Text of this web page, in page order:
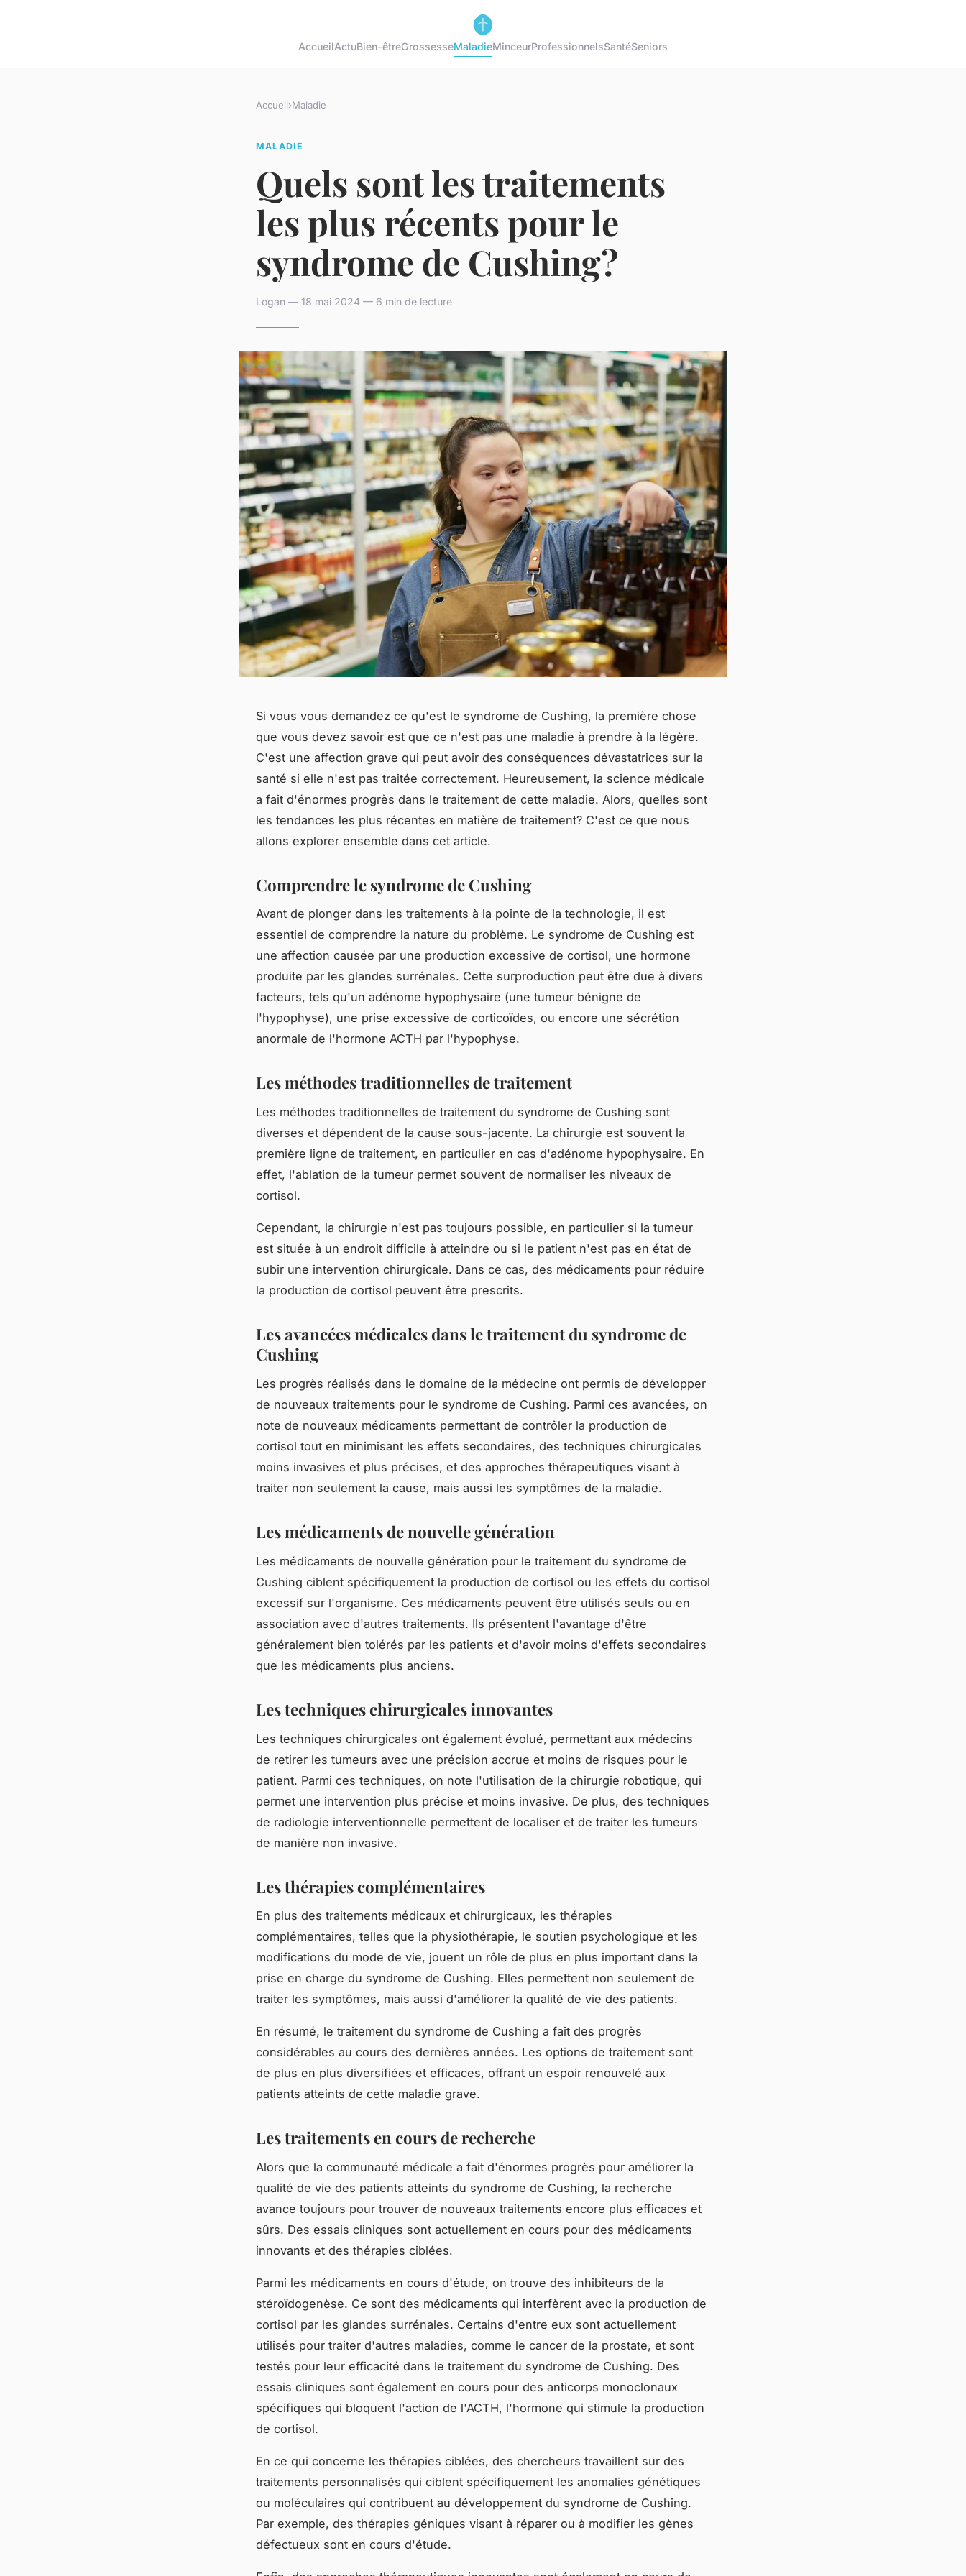
AccueilActuBien-êtreGrossesseMaladieMinceurProfessionnelsSantéSeniors
Accueil›Maladie
MALADIE
Quels sont les traitements
les plus récents pour le
syndrome de Cushing?
Logan — 18 mai 2024 — 6 min de lecture
Si vous vous demandez ce qu'est le syndrome de Cushing, la première chose
que vous devez savoir est que ce n'est pas une maladie à prendre à la légère.
C'est une affection grave qui peut avoir des conséquences dévastatrices sur la
santé si elle n'est pas traitée correctement. Heureusement, la science médicale
a fait d'énormes progrès dans le traitement de cette maladie. Alors, quelles sont
les tendances les plus récentes en matière de traitement? C'est ce que nous
allons explorer ensemble dans cet article.
Comprendre le syndrome de Cushing
Avant de plonger dans les traitements à la pointe de la technologie, il est
essentiel de comprendre la nature du problème. Le syndrome de Cushing est
une affection causée par une production excessive de cortisol, une hormone
produite par les glandes surrénales. Cette surproduction peut être due à divers
facteurs, tels qu'un adénome hypophysaire (une tumeur bénigne de
l'hypophyse), une prise excessive de corticoïdes, ou encore une sécrétion
anormale de l'hormone ACTH par l'hypophyse.
Les méthodes traditionnelles de traitement
Les méthodes traditionnelles de traitement du syndrome de Cushing sont
diverses et dépendent de la cause sous-jacente. La chirurgie est souvent la
première ligne de traitement, en particulier en cas d'adénome hypophysaire. En
effet, l'ablation de la tumeur permet souvent de normaliser les niveaux de
cortisol.
Cependant, la chirurgie n'est pas toujours possible, en particulier si la tumeur
est située à un endroit difficile à atteindre ou si le patient n'est pas en état de
subir une intervention chirurgicale. Dans ce cas, des médicaments pour réduire
la production de cortisol peuvent être prescrits.
Les avancées médicales dans le traitement du syndrome de
Cushing
Les progrès réalisés dans le domaine de la médecine ont permis de développer
de nouveaux traitements pour le syndrome de Cushing. Parmi ces avancées, on
note de nouveaux médicaments permettant de contrôler la production de
cortisol tout en minimisant les effets secondaires, des techniques chirurgicales
moins invasives et plus précises, et des approches thérapeutiques visant à
traiter non seulement la cause, mais aussi les symptômes de la maladie.
Les médicaments de nouvelle génération
Les médicaments de nouvelle génération pour le traitement du syndrome de
Cushing ciblent spécifiquement la production de cortisol ou les effets du cortisol
excessif sur l'organisme. Ces médicaments peuvent être utilisés seuls ou en
association avec d'autres traitements. Ils présentent l'avantage d'être
généralement bien tolérés par les patients et d'avoir moins d'effets secondaires
que les médicaments plus anciens.
Les techniques chirurgicales innovantes
Les techniques chirurgicales ont également évolué, permettant aux médecins
de retirer les tumeurs avec une précision accrue et moins de risques pour le
patient. Parmi ces techniques, on note l'utilisation de la chirurgie robotique, qui
permet une intervention plus précise et moins invasive. De plus, des techniques
de radiologie interventionnelle permettent de localiser et de traiter les tumeurs
de manière non invasive.
Les thérapies complémentaires
En plus des traitements médicaux et chirurgicaux, les thérapies
complémentaires, telles que la physiothérapie, le soutien psychologique et les
modifications du mode de vie, jouent un rôle de plus en plus important dans la
prise en charge du syndrome de Cushing. Elles permettent non seulement de
traiter les symptômes, mais aussi d'améliorer la qualité de vie des patients.
En résumé, le traitement du syndrome de Cushing a fait des progrès
considérables au cours des dernières années. Les options de traitement sont
de plus en plus diversifiées et efficaces, offrant un espoir renouvelé aux
patients atteints de cette maladie grave.
Les traitements en cours de recherche
Alors que la communauté médicale a fait d'énormes progrès pour améliorer la
qualité de vie des patients atteints du syndrome de Cushing, la recherche
avance toujours pour trouver de nouveaux traitements encore plus efficaces et
sûrs. Des essais cliniques sont actuellement en cours pour des médicaments
innovants et des thérapies ciblées.
Parmi les médicaments en cours d'étude, on trouve des inhibiteurs de la
stéroïdogenèse. Ce sont des médicaments qui interfèrent avec la production de
cortisol par les glandes surrénales. Certains d'entre eux sont actuellement
utilisés pour traiter d'autres maladies, comme le cancer de la prostate, et sont
testés pour leur efficacité dans le traitement du syndrome de Cushing. Des
essais cliniques sont également en cours pour des anticorps monoclonaux
spécifiques qui bloquent l'action de l'ACTH, l'hormone qui stimule la production
de cortisol.
En ce qui concerne les thérapies ciblées, des chercheurs travaillent sur des
traitements personnalisés qui ciblent spécifiquement les anomalies génétiques
ou moléculaires qui contribuent au développement du syndrome de Cushing.
Par exemple, des thérapies géniques visant à réparer ou à modifier les gènes
défectueux sont en cours d'étude.